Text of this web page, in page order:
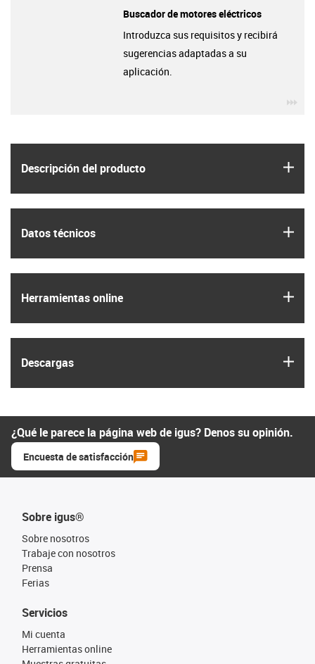
Descripción del producto
Datos técnicos
Herramientas online
Descargas
Buscador de motores eléctricos
Introduzca sus requisitos y recibirá
sugerencias adaptadas a su
aplicación.
¿Qué le parece la página web de igus? Denos su opinión.
Encuesta de satisfacción
Sobre igus®
Sobre nosotros
Trabaje con nosotros
Prensa
Ferias
Servicios
Mi cuenta
Herramientas online